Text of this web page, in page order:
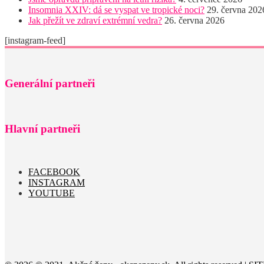
Insomnia XXIV: dá se vyspat ve tropické noci? 29. června
Jak přežít ve zdraví extrémní vedra? 26. června 2026
[instagram-feed]
Generální partneři
Hlavní partneři
FACEBOOK
INSTAGRAM
YOUTUBE